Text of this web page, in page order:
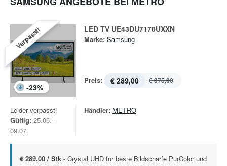
Verpasst!
-23%
LED TV UE43DU7170UXXN
Marke: Samsung
Preis: € 289,00 € 375,00
Leider verpasst!
Gültig: 25.06. -
09.07.
Händler: METRO
€ 289,00 / Stk - Crystal UHD für beste Bildschärfe PurColor und